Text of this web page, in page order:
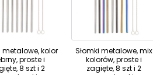
metalowe, kolor
proste i
8 szt i 2
Słomki metalowe, mix
kolorów, proste i
zagięte, 8 szt i 2